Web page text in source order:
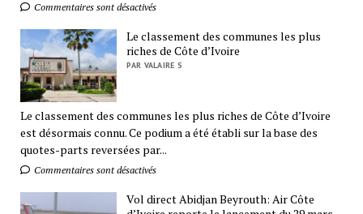
Commentaires sont désactivés
Le classement des communes les plus
riches de Côte d’Ivoire
PAR VALAIRE S
Le classement des communes les plus riches de Côte d’Ivoire
est désormais connu. Ce podium a été établi sur la base des
quotes-parts reversées par...
Commentaires sont désactivés
Vol direct Abidjan Beyrouth: Air Côte